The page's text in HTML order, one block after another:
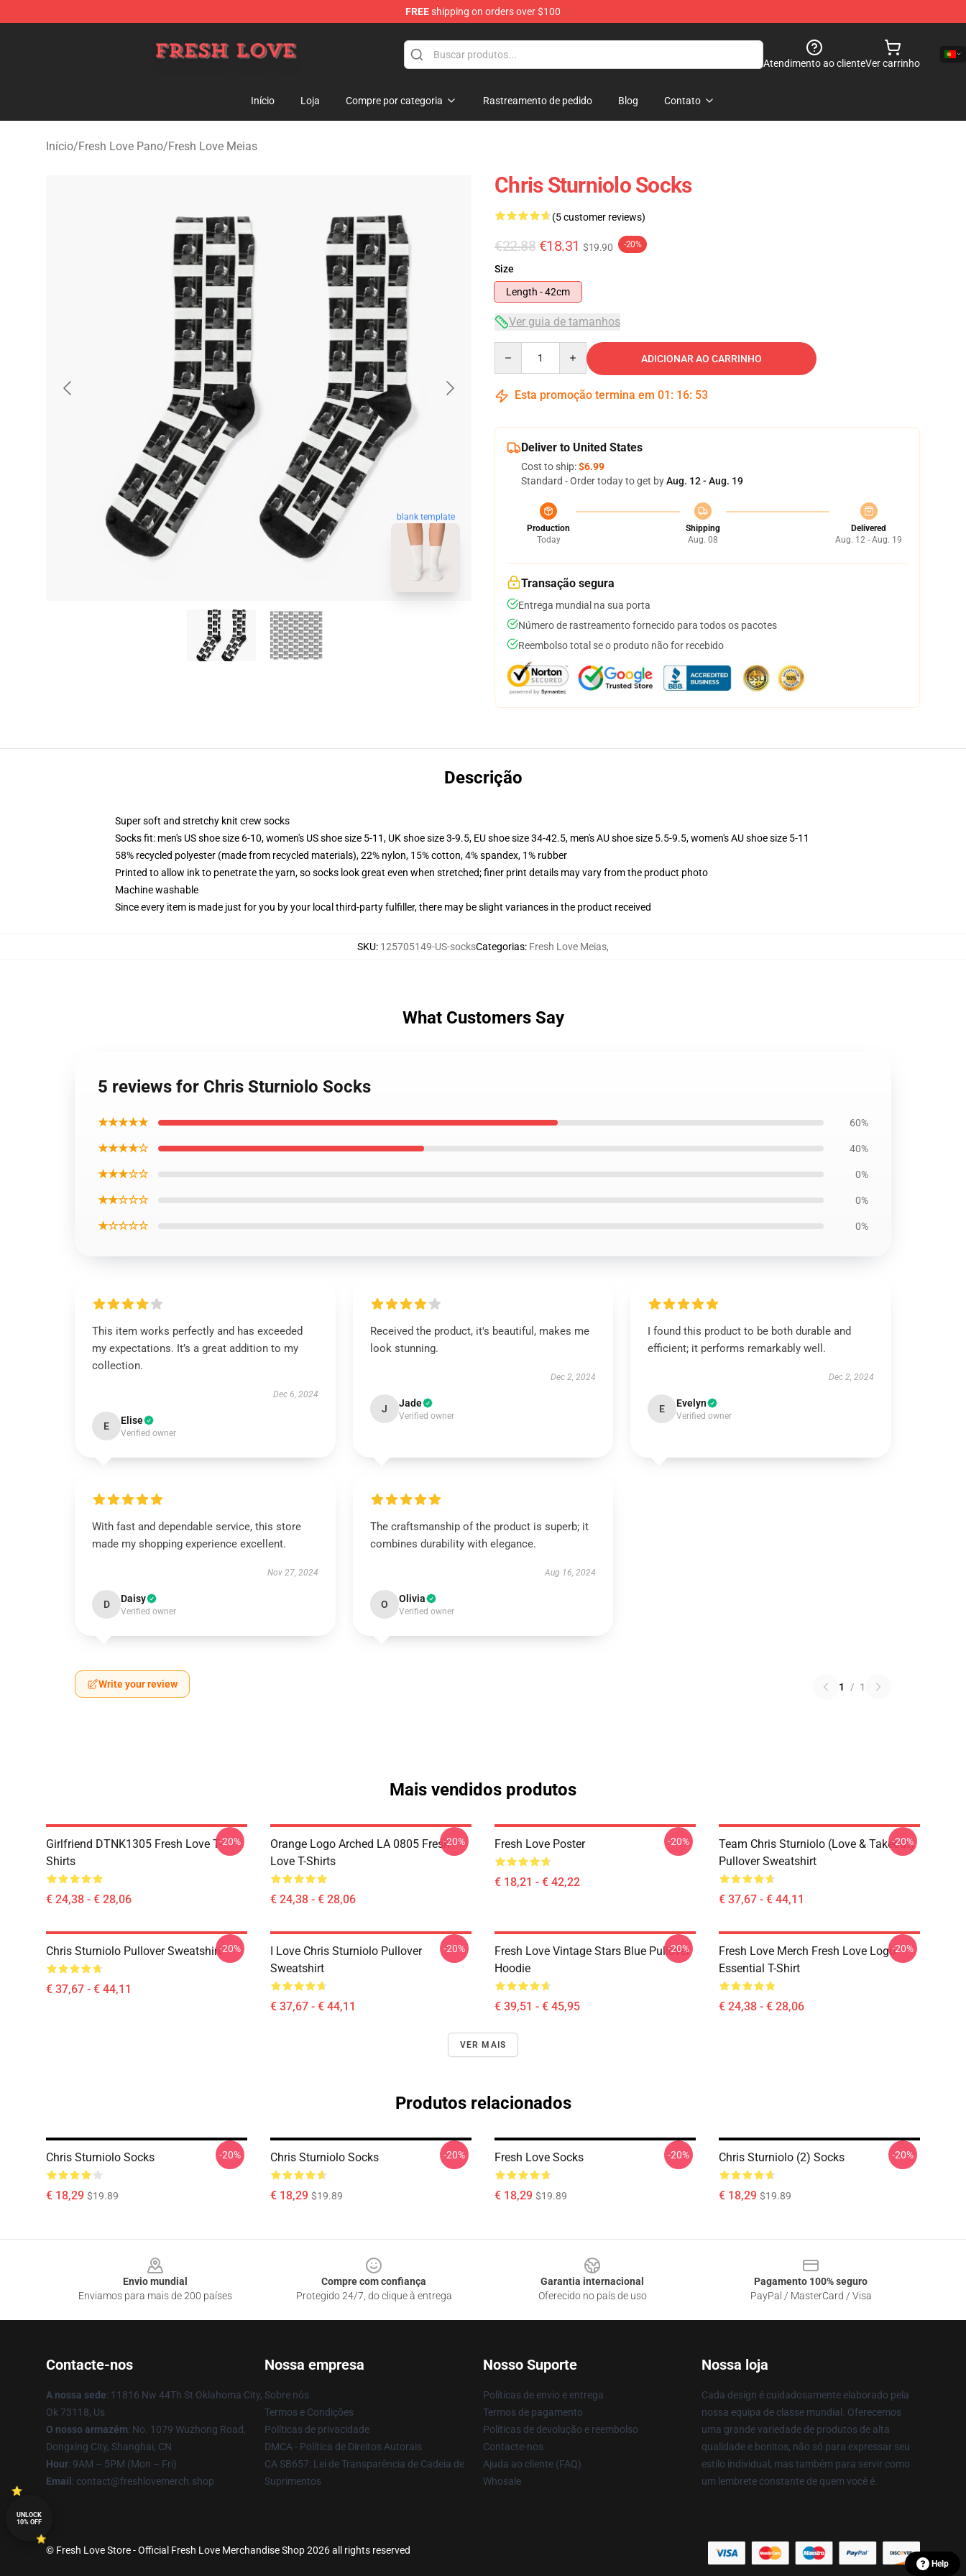
FREEshipping on orders over $100
Atendimento ao clienteVer carrinho
Início Loja Compre por categoria Rastreamento de pedido Blog Contato
Início/Fresh Love Pano/Fresh Love Meias
blank template
Chris Sturniolo Socks
(5 customer reviews)
€22.88 €18.31 $19.90 -20%
Size
Length - 42cm
Ver guia de tamanhos
ADICIONAR AO CARRINHO
Esta promoção termina em 01 : 16: 52
Deliver to United States
Cost to ship:$6.99
Standard - Order today to get byAug. 12 - Aug. 19
Production
Today
Shipping
Aug. 08
Delivered
Aug. 12 - Aug. 19
Transação segura
Entrega mundial na sua porta
Número de rastreamento fornecido para todos os pacotes
Reembolso total se o produto não for recebido
Descrição
Super soft and stretchy knit crew socks
Socks fit: men's US shoe size 6-10, women's US shoe size 5-11, UK shoe size 3-9.5, EU shoe size 34-42.5, men's AU shoe size 5.5-9.5, women's AU shoe size 5-11
58% recycled polyester (made from recycled materials), 22% nylon, 15% cotton, 4% spandex, 1% rubber
Printed to allow ink to penetrate the yarn, so socks look great even when stretched; finer print details may vary from the product photo
Machine washable
Since every item is made just for you by your local third-party fulfiller, there may be slight variances in the product received
SKU: 125705149-US-socksCategorias: Fresh Love Meias,
What Customers Say
5 reviews for Chris Sturniolo Socks
★★★★★ 60%
★★★★☆ 40%
★★★☆☆ 0%
★★☆☆☆ 0%
★☆☆☆☆ 0%
This item works perfectly and has exceeded
my expectations. It’s a great addition to my
collection.
Dec 6, 2024
E Elise
Verified owner
Received the product, it's beautiful, makes me
look stunning.
Dec 2, 2024
J Jade
Verified owner
I found this product to be both durable and
efficient; it performs remarkably well.
Dec 2, 2024
E Evelyn
Verified owner
With fast and dependable service, this store
made my shopping experience excellent.
Nov 27, 2024
D Daisy
Verified owner
The craftsmanship of the product is superb; it
combines durability with elegance.
Aug 16, 2024
O Olivia
Verified owner
Write your review 1 / 1
Mais vendidos produtos
Girlfriend DTNK1305 Fresh Love T-
Shirts
€ 24,38 - € 28,06
-20%
Orange Logo Arched LA 0805 Fresh
Love T-Shirts
€ 24,38 - € 28,06
-20% Fresh Love Poster
€ 18,21 - € 42,22
-20%
Team Chris Sturniolo (Love & Takeout)
Pullover Sweatshirt
€ 37,67 - € 44,11
-20%
Chris Sturniolo Pullover Sweatshirt
€ 37,67 - € 44,11
-20%
I Love Chris Sturniolo Pullover
Sweatshirt
€ 37,67 - € 44,11
-20%
Fresh Love Vintage Stars Blue Pullover
Hoodie
€ 39,51 - € 45,95
-20%
Fresh Love Merch Fresh Love Logo
Essential T-Shirt
€ 24,38 - € 28,06
-20%
VER MAIS
Produtos relacionados
Chris Sturniolo Socks
€ 18,29 $19.89
-20% Chris Sturniolo Socks
€ 18,29 $19.89
-20% Fresh Love Socks
€ 18,29 $19.89
-20% Chris Sturniolo (2) Socks
€ 18,29 $19.89
-20%
Envio mundial
Enviamos para mais de 200 países
Compre com confiança
Protegido 24/7, do clique à entrega
Garantia internacional
Oferecido no país de uso
Pagamento 100% seguro
PayPal / MasterCard / Visa
Contacte-nos
A nossa sede: 11816 Nw 44Th St Oklahoma City,
Ok 73118, Us
O nosso armazém: No. 1079 Wuzhong Road,
Dongxing City, Shanghai, CN
Hour: 9AM – 5PM (Mon – Fri)
Email : contact@freshlovemerch.shop
Nossa empresa
Sobre nós
Termos e Condições
Políticas de privacidade
DMCA - Política de Direitos Autorais
CA SB657: Lei de Transparência de Cadeia de
Suprimentos
Nosso Suporte
Políticas de envio e entrega
Termos de pagamento
Políticas de devolução e reembolso
Contacte-nos
Ajuda ao cliente (FAQ)
Whosale
Nossa loja
Cada design é cuidadosamente elaborado pela
nossa equipa de classe mundial. Oferecemos
uma grande variedade de produtos de alta
qualidade e bonitos, não só para expressar seu
estilo individual, mas também para servir como
um lembrete constante de quem você é.
© Fresh Love Store - Official Fresh Love Merchandise Shop 2026 all rights reserved
Help
UNLOCK
10% OFF